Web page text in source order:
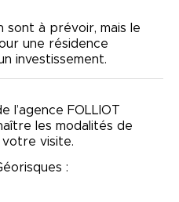
sont à prévoir, mais le
une résidence
investissement.
l’agence FOLLIOT
les modalités de
visite.
: